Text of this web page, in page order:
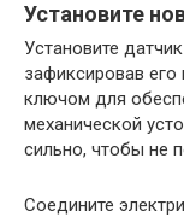
Установите
Установите
зафиксировав
ключом для
механической
сильно, чтобы не
Соедините